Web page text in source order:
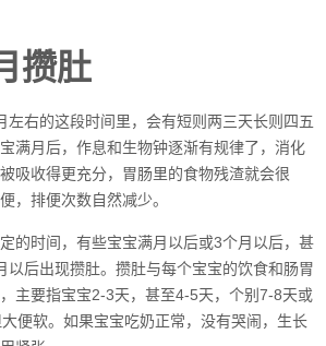
攒肚
左右的这段时间里，会有短则两三天长则四五
满月后，作息和生物钟逐渐有规律了，消化
吸收得更充分，胃肠里的食物残渣就会很
，排便次数自然减少。
的时间，有些宝宝满月以后或3个月以后，甚
以后出现攒肚。攒肚与每个宝宝的饮食和肠胃
主要指宝宝2-3天，甚至4-5天，个别7-8天或
便软。如果宝宝吃奶正常，没有哭闹，生长